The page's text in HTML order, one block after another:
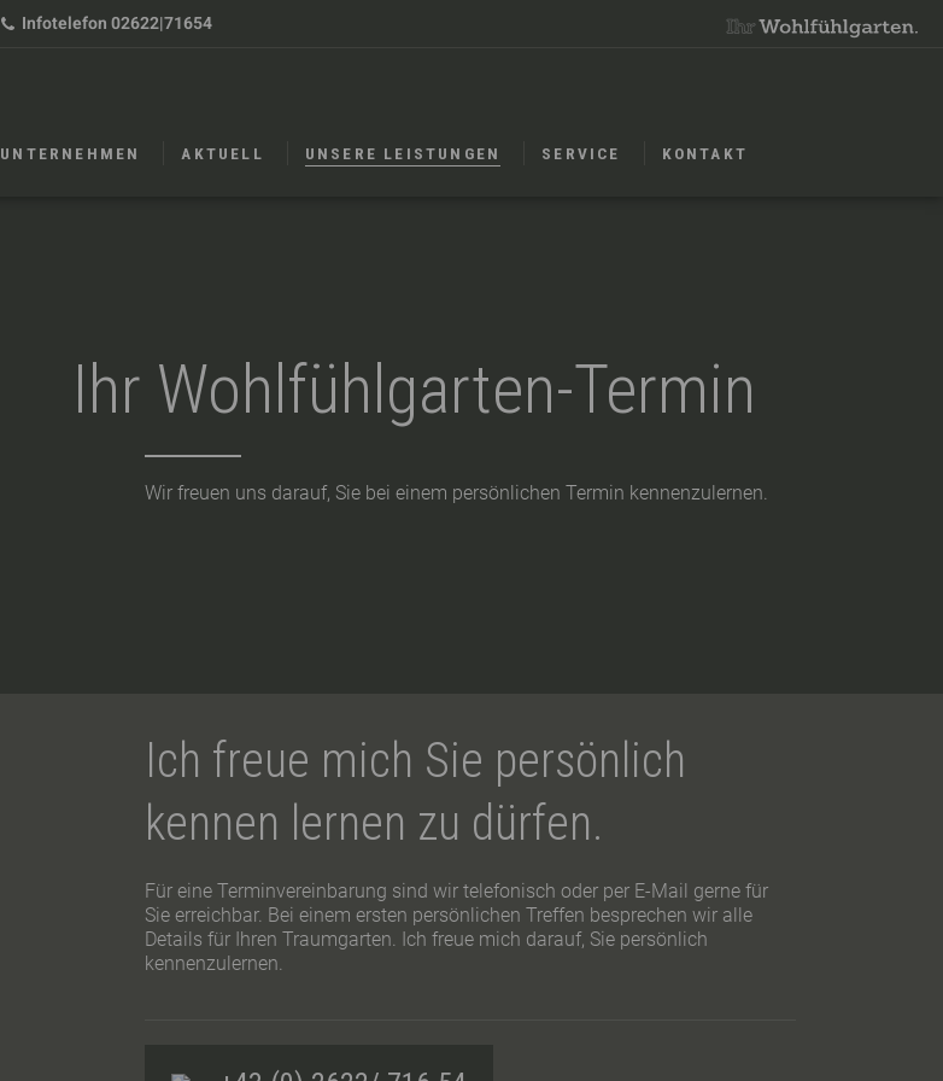
Infotelefon02622|71654
UNTERNEHMEN AKTUELL UNSERE LEISTUNGEN SERVICE KONTAKT
Ihr Wohlfühlgarten-Termin
Wir freuen uns darauf, Sie bei einem persönlichen Termin kennenzulernen.
Ich freue mich Sie persönlich
kennen lernen zu dürfen.
Für eine Terminvereinbarung sind wir telefonisch oder per E-Mail gerne für
Sie erreichbar. Bei einem ersten persönlichen Treffen besprechen wir alle
Details für Ihren Traumgarten. Ich freue mich darauf, Sie persönlich
kennenzulernen.